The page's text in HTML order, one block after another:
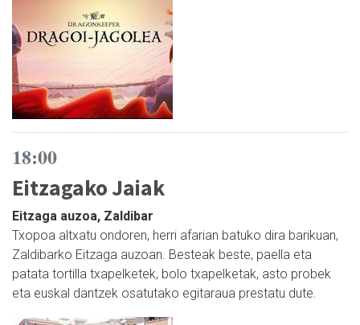
18:00
Eitzagako Jaiak
Eitzaga auzoa, Zaldibar
Txopoa altxatu ondoren, herri afarian batuko dira barikuan,
Zaldibarko Eitzaga auzoan. Besteak beste, paella eta
patata tortilla txapelketek, bolo txapelketak, asto probek
eta euskal dantzek osatutako egitaraua prestatu dute.